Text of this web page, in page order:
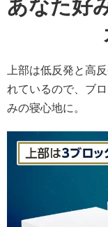
あなた好
上部は低反発と高
れているので、ブ
みの寝心地に。